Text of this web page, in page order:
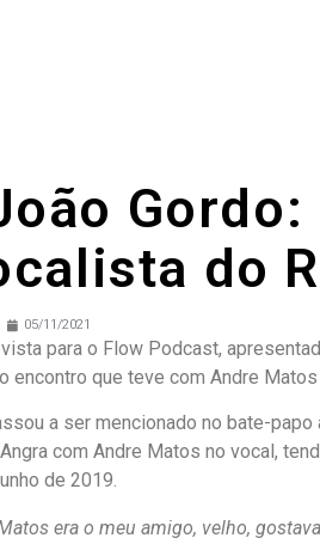
do
05/11/2021
para o Flow Podcast,
encontro que teve com Andre
a ser mencionado no bate-
com Andre Matos no vocal,
de 2019.
era o meu amigo, velho,